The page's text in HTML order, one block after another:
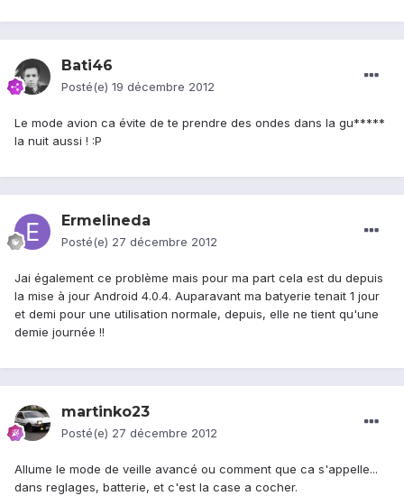
Bati46
Posté(e) 19 décembre 2012
Le mode avion ca évite de te prendre des ondes dans la gu*****
la nuit aussi ! :P
Ermelineda
Posté(e) 27 décembre 2012
Jai également ce problème mais pour ma part cela est du depuis
la mise à jour Android 4.0.4. Auparavant ma batyerie tenait 1 jour
et demi pour une utilisation normale, depuis, elle ne tient qu'une
demie journée !!
martinko23
Posté(e) 27 décembre 2012
Allume le mode de veille avancé ou comment que ca s'appelle...
dans reglages, batterie, et c'est la case a cocher.